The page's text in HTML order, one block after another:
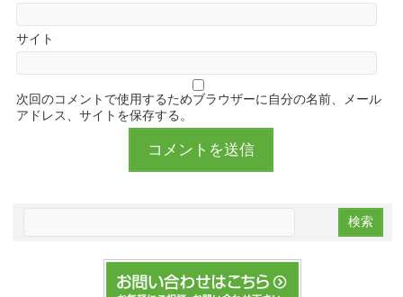
サイト
次回のコメントで使用するためブラウザーに自分の名前、メール
アドレス、サイトを保存する。